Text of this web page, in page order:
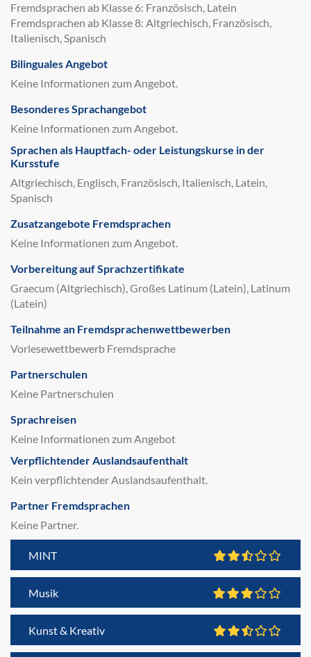
Fremdsprachen ab Klasse 6: Französisch, Latein
Fremdsprachen ab Klasse 8: Altgriechisch, Französisch,
Italienisch, Spanisch
Bilinguales Angebot
Keine Informationen zum Angebot.
Besonderes Sprachangebot
Keine Informationen zum Angebot.
Sprachen als Hauptfach- oder Leistungskurse in der
Kursstufe
Altgriechisch, Englisch, Französisch, Italienisch, Latein,
Spanisch
Zusatzangebote Fremdsprachen
Keine Informationen zum Angebot.
Vorbereitung auf Sprachzertifikate
Graecum (Altgriechisch), Großes Latinum (Latein), Latinum
(Latein)
Teilnahme an Fremdsprachenwettbewerben
Vorlesewettbewerb Fremdsprache
Partnerschulen
Keine Partnerschulen
Sprachreisen
Keine Informationen zum Angebot
Verpflichtender Auslandsaufenthalt
Kein verpflichtender Auslandsaufenthalt.
Partner Fremdsprachen
Keine Partner.
MINT
Musik
Kunst & Kreativ